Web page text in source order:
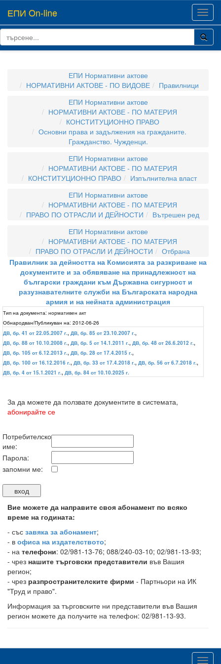
ЕПИ On-line
ЕПИ Нормативни актове
НОРМАТИВНИ АКТОВЕ - ПО ВИДОВЕ
Правилници
ЕПИ Нормативни актове
НОРМАТИВНИ АКТОВЕ - ПО МАТЕРИЯ
КОНСТИТУЦИОННО ПРАВО
Основни права и задължения на гражданите.
Гражданство. Чужденци.
ЕПИ Нормативни актове
НОРМАТИВНИ АКТОВЕ - ПО МАТЕРИЯ
КОНСТИТУЦИОННО ПРАВО
Изпълнителна власт
ЕПИ Нормативни актове
НОРМАТИВНИ АКТОВЕ - ПО МАТЕРИЯ
ПРАВО ПО ОТРАСЛИ И ДЕЙНОСТИ
Вътрешен ред
ЕПИ Нормативни актове
НОРМАТИВНИ АКТОВЕ - ПО МАТЕРИЯ
ПРАВО ПО ОТРАСЛИ И ДЕЙНОСТИ
Отбрана
Правилник за дейността на Комисията за разкриване на
документите и за обявяване на принадлежност на
български граждани към Държавна сигурност и
разузнавателните служби на Българската народна
армия и на нейната администрация
Тип на документа: нормативен акт
Обнародван/Публикуван на: 2012-06-26
ДВ, бр. 41 от 22.05.2007 г., ДВ, бр. 85 от 23.10.2007 г.,
ДВ, бр. 88 от 10.10.2008 г., ДВ, бр. 5 от 14.1.2011 г., ДВ, бр. 48 от 26.6.2012 г.,
ДВ, бр. 105 от 6.12.2013 г., ДВ, бр. 28 от 17.4.2015 г.,
ДВ, бр. 100 от 16.12.2016 г., ДВ, бр. 33 от 17.4.2018 г., ДВ, бр. 56 от 6.7.2018 г.,
ДВ, бр. 4 от 15.1.2021 г., ДВ, бр. 84 от 10.10.2025 г.
За да можете да ползвате документите в системата,
абонирайте се
Потребителско
име:
Парола:
запомни ме:
Вие можете да направите своя абонамент по всяко
време на годината:
- със завяка за абонамент;
- в офиса на издателството;
- на телефони: 02/981-13-76; 088/240-03-10; 02/981-13-93;
- чрез нашите търговски представители във Вашия
регион;
- чрез разпространителските фирми - Партньори на ИК
"Труд и право".
Информация за търговските ни представители във Вашия
регион можете да получите на телефон: 02/981-13-93.